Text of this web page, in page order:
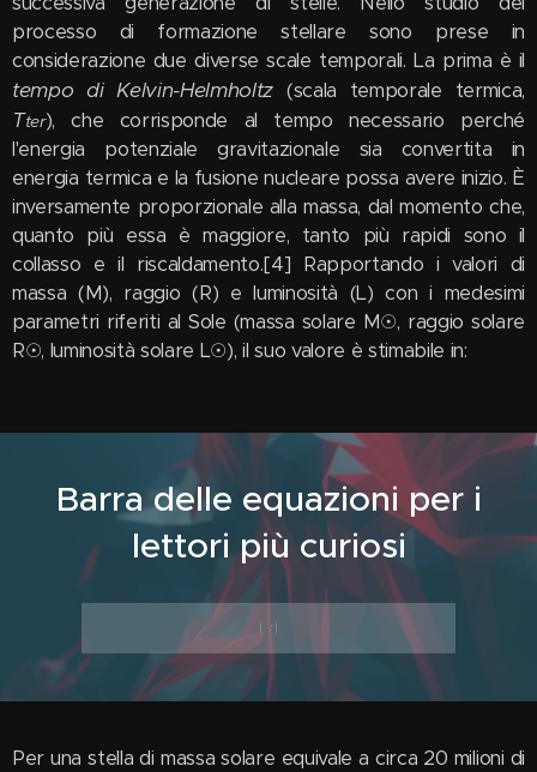
processo di formazione stellare sono prese in
considerazione due diverse scale temporali. La prima è il
tempo di Kelvin-Helmholtz (scala temporale termica,
Tter), che corrisponde al tempo necessario perché
l'energia potenziale gravitazionale sia convertita in
energia termica e la fusione nucleare possa avere inizio. È
inversamente proporzionale alla massa, dal momento che,
quanto più essa è maggiore, tanto più rapidi sono il
collasso e il riscaldamento.[4] Rapportando i valori di
massa (M), raggio (R) e luminosità (L) con i medesimi
parametri riferiti al Sole (massa solare M☉, raggio solare
R☉, luminosità solare L☉), il suo valore è stimabile in:
Barra delle equazioni per i
lettori più curiosi
Per una stella di massa solare equivale a circa 20 milioni di